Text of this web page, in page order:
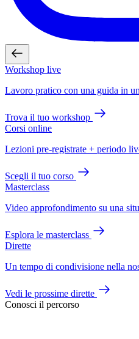
Workshop live
Lavoro pratico con una guida in
Trova il tuo workshop
Corsi online
Lezioni pre-registrate + periodo
Scegli il tuo corso
Masterclass
Video approfondimento su una
Esplora le masterclass
Dirette
Un tempo di condivisione nella
Vedi le prossime dirette
Conosci il percorso